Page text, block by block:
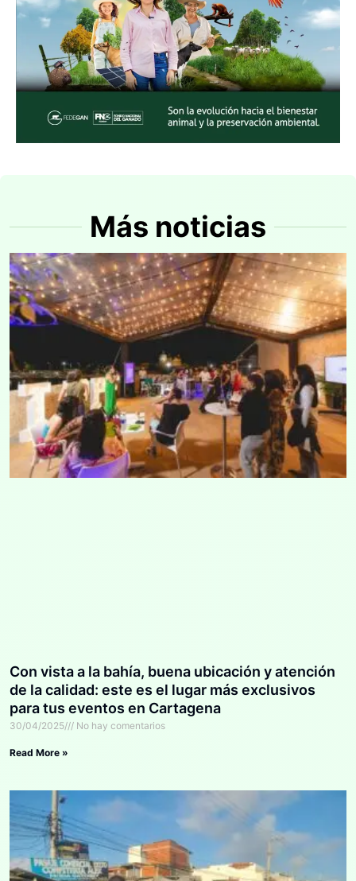
Más noticias
Con vista a la bahía, buena ubicación y atención
de la calidad: este es el lugar más exclusivos
para tus eventos en Cartagena
30/04/2025 No hay comentarios
Read More »